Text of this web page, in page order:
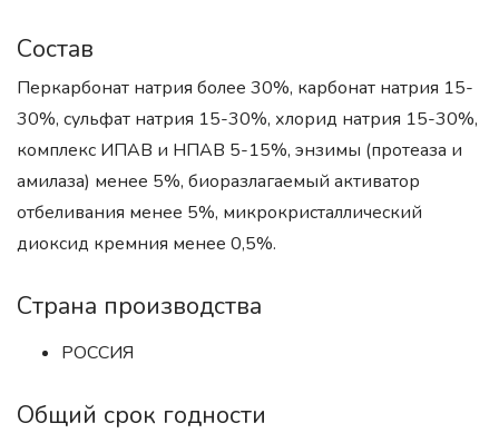
Состав
Перкарбонат натрия более 30%, карбонат натрия 15-
30%, сульфат натрия 15-30%, хлорид натрия 15-30%,
комплекс ИПАВ и НПАВ 5-15%, энзимы (протеаза и
амилаза) менее 5%, биоразлагаемый активатор
отбеливания менее 5%, микрокристаллический
диоксид кремния менее 0,5%.
Страна производства
РОССИЯ
Общий срок годности